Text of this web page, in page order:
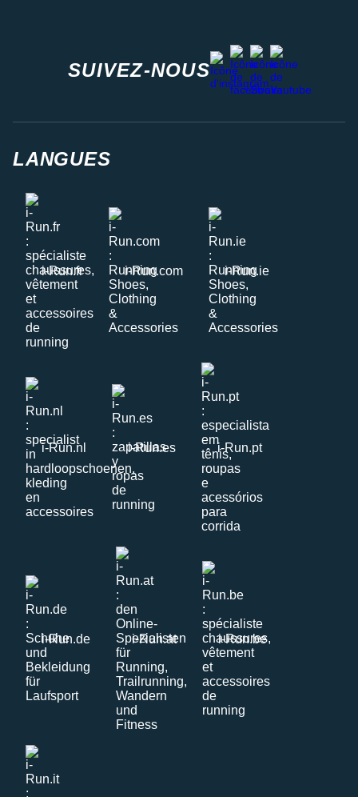
SUIVEZ-NOUS
instagram
facebook
stravayoutube
LANGUES
i-Run.fr i-Run.com i-Run.ie
i-Run.nl i-Run.es i-Run.pt
i-Run.de i-Run.at i-Run.be